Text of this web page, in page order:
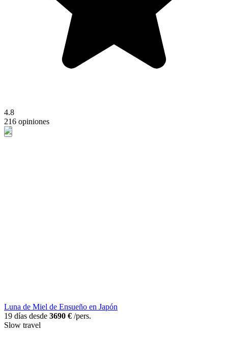
4.8
216 opiniones
Luna de Miel de Ensueño en Japón
19 días desde 3690 € /pers.
Slow travel